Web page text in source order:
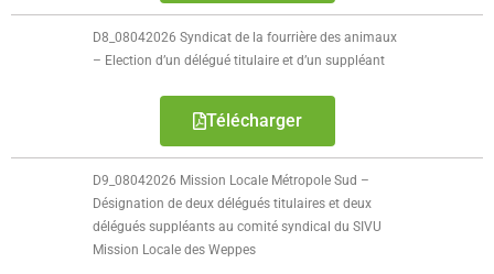
D8_08042026 Syndicat de la fourrière des animaux
– Election d’un délégué titulaire et d’un suppléant
Télécharger
D9_08042026 Mission Locale Métropole Sud –
Désignation de deux délégués titulaires et deux
délégués suppléants au comité syndical du SIVU
Mission Locale des Weppes